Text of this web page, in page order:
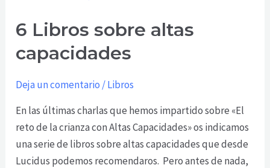
6 Libros sobre altas
capacidades
Deja un comentario /Libros
En las últimas charlas que hemos impartido sobre «El
reto de la crianza con Altas Capacidades» os indicamos
una serie de libros sobre altas capacidades que desde
Lucidus podemos recomendaros. Pero antes de nada,
sobre
capacidades